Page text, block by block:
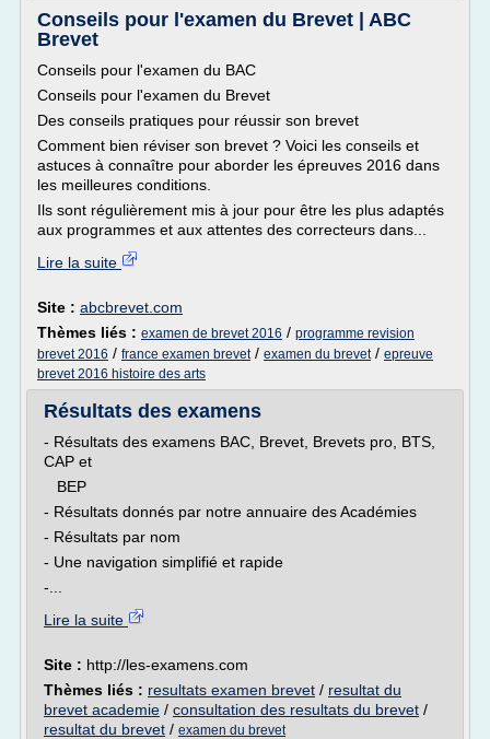
Conseils pour l'examen du Brevet | ABC
Brevet
Conseils pour l'examen du BAC
Conseils pour l'examen du Brevet
Des conseils pratiques pour réussir son brevet
Comment bien réviser son brevet ? Voici les conseils et
astuces à connaître pour aborder les épreuves 2016 dans
les meilleures conditions.
Ils sont régulièrement mis à jour pour être les plus adaptés
aux programmes et aux attentes des correcteurs dans...
Lire la suite
Site : abcbrevet.com
Thèmes liés : examen de brevet 2016 / programme revision
brevet 2016 / france examen brevet/ examen du brevet/ epreuve
brevet 2016 histoire des arts
Résultats des examens
- Résultats des examens BAC, Brevet, Brevets pro, BTS,
CAP et
BEP
- Résultats donnés par notre annuaire des Académies
- Résultats par nom
- Une navigation simplifié et rapide
-...
Lire la suite
Site : http://les-examens.com
Thèmes liés : resultats examen brevet / resultat du
brevet academie / consultation des resultats du brevet /
resultat du brevet / examen du brevet